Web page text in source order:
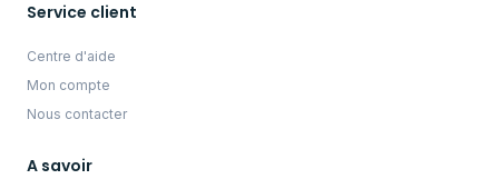
Service client
Centre d'aide
Mon compte
Nous contacter
A savoir